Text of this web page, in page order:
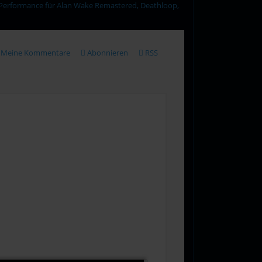
für Alan Wake Remastered, Deathloop,
Meine Kommentare Abonnieren RSS